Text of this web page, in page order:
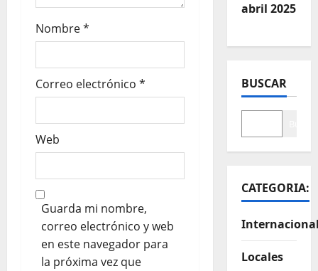
Nombre*
Correo electrónico *
Web
Guarda mi nombre,
correo electrónico y web
en este navegador para
la próxima vez que
abril 2025
BUSCAR
CATEGORIA:
Locales